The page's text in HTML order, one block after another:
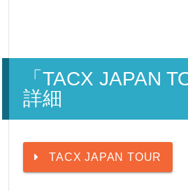
「TACX JAPAN
詳細
TACX JAPAN TOUR